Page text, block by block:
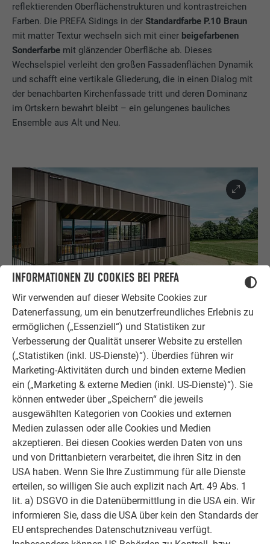
INFORMATIONEN ZU COOKIES BEI PREFA
Wir verwenden auf dieser Website Cookies zur
Datenerfassung, um ein benutzerfreundliches Erlebnis zu
ermöglichen („Essenziell“) und Statistiken zur
Verbesserung der Qualität unserer Website zu erstellen
(„Statistiken (inkl. US-Dienste)“). Überdies führen wir
Marketing-Aktivitäten durch und binden externe Medien
ein („Marketing & externe Medien (inkl. US-Dienste)“). Sie
können entweder über „Speichern“ die jeweils
ausgewählten Kategorien von Cookies und externen
Medien zulassen oder alle Cookies und Medien
akzeptieren. Bei diesen Cookies werden Daten von uns
und von Drittanbietern verarbeitet, die ihren Sitz in den
USA haben. Wenn Sie Ihre Zustimmung für alle Dienste
erteilen, so willigen Sie auch explizit nach Art. 49 Abs. 1
lit. a) DSGVO in die Datenübermittlung in die USA ein. Wir
informieren Sie, dass die USA über kein den Standards der
EU entsprechendes Datenschutzniveau verfügt.
reflektierenden Oberflächenstrukturen und kontrastreichen
Farben. Die PREFA Sidings in derStandardfarbe P.10 Braun
mit matter Textur wechseln sich mit einer beigefarbenen
Sonderfarbe mit glänzender Oberfläche ab. Dieses
Wechselspiel verleiht den großen Fassadenflächen Dynamik
und schafft eine vertikale Gliederung, die in einen Dialog mit
der benachbarten Kirchenfassade tritt und deren Dominanz
im Ortskern bewahrt bleibt – ein gelungenes bauliches
Ensemble aus Alt und Neu.
SCHÖNE OPTIK BEI REDUZIERTEN KOSTEN
Die großflächige Fassade erforderteindividuelle Anschlüsse